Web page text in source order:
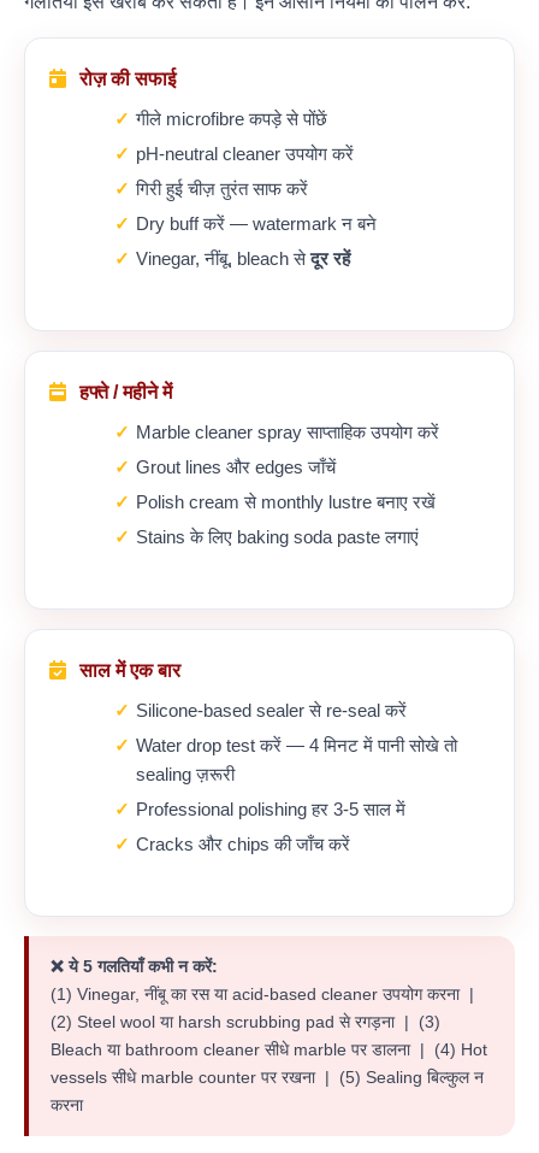
रोज़ की सफाई
गीले microfibre कपड़े से पोंछें
pH-neutral cleaner उपयोग करें
गिरी हुई चीज़ तुरंत साफ करें
Dry buff करें — watermark न बने
Vinegar, नींबू, bleach सेदूर रहें
हफ्ते / महीने में
Marble cleaner spray साप्ताहिक उपयोग करें
Grout lines और edges जाँचें
Polish cream से monthly lustre बनाए रखें
Stains के लिए baking soda paste लगाएं
साल में एक बार
Silicone-based sealer से re-seal करें
Water drop test करें — 4 मिनट में पानी सोखे तो
sealing ज़रूरी
Professional polishing हर 3-5 साल में
Cracks और chips की जाँच करें
❌ ये 5 गलतियाँ कभी न करें:
(1) Vinegar, नींबू का रस या acid-based cleaner उपयोग करना |
(2) Steel wool या harsh scrubbing pad से रगड़ना | (3)
Bleach या bathroom cleaner सीधे marble पर डालना | (4) Hot
vessels सीधे marble counter पर रखना | (5) Sealing बिल्कुल न
करना